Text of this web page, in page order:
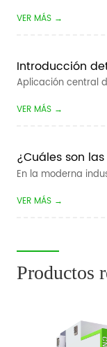
herramienta
rotativas, como
VER MÁS →
Introducción
básicas y
robot
Aplicación central
auxiliar de carga
máquinas
trabajo de
VER MÁS →
¿Cuáles son
pandilla?
En la moderna
rápidos,
VER MÁS →
Productos